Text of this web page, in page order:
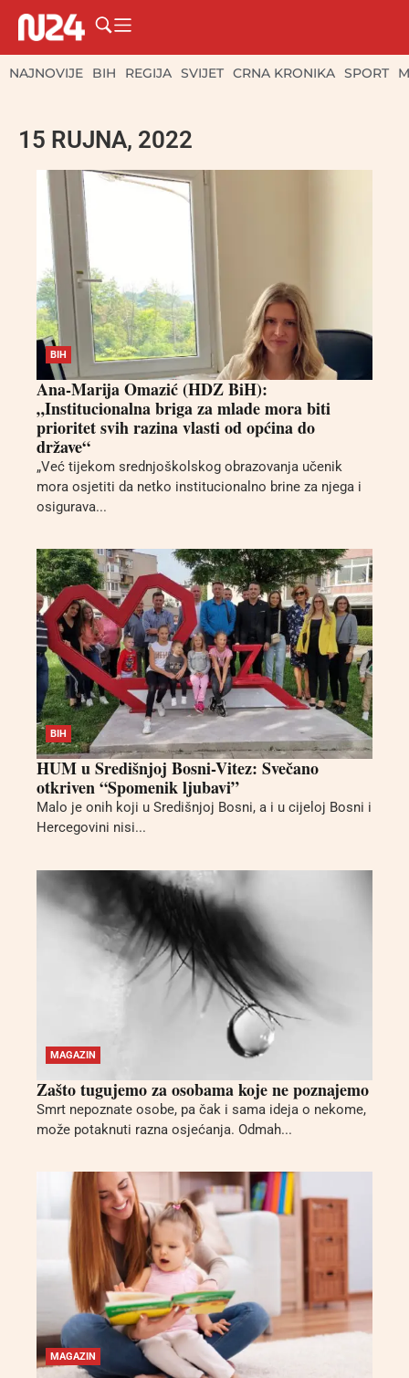
NAJNOVIJE BIH REGIJA SVIJET CRNA KRONIKA SPORT
15 RUJNA, 2022
BIH
Ana-Marija Omazić (HDZ BiH):
„Institucionalna briga za mlade mora biti
prioritet svih razina vlasti od općina do
države“
„Već tijekom srednjoškolskog obrazovanja učenik
mora osjetiti da netko institucionalno brine za njega i
osigurava...
BIH
HUM u Središnjoj Bosni-Vitez: Svečano
otkriven “Spomenik ljubavi”
Malo je onih koji u Središnjoj Bosni, a i u cijeloj Bosni i
Hercegovini nisi...
MAGAZIN
Zašto tugujemo za osobama koje ne poznajemo
Smrt nepoznate osobe, pa čak i sama ideja o nekome,
može potaknuti razna osjećanja. Odmah...
MAGAZIN